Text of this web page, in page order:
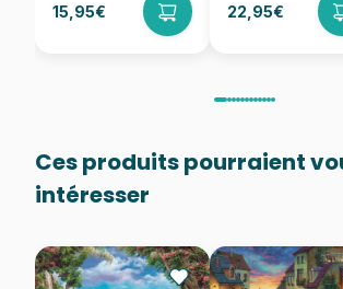
15,95€ 22,95€
Ces produits pourraient
intéresser